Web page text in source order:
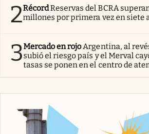
2RécordReservas del BCRA
millones por primera vez en siete
3Mercado en rojoArgentina, al
subió el riesgo país y el Merval
tasas se ponen en el centro de